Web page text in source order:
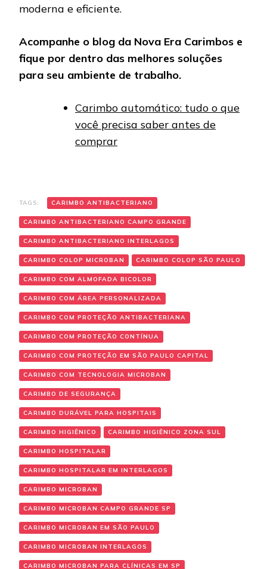
moderna e eficiente.
Acompanhe o blog da Nova Era Carimbos e
fique por dentro das melhores soluções
para seu ambiente de trabalho.
Carimbo automático: tudo o que
você precisa saber antes de
comprar
TAGS: CARIMBO ANTIBACTERIANO
CARIMBO ANTIBACTERIANO CAMPO GRANDE
CARIMBO ANTIBACTERIANO INTERLAGOS
CARIMBO COLOP MICROBAN CARIMBO COLOP SÃO PAULO
CARIMBO COM ALMOFADA BICOLOR
CARIMBO COM ÁREA PERSONALIZADA
CARIMBO COM PROTEÇÃO ANTIBACTERIANA
CARIMBO COM PROTEÇÃO CONTÍNUA
CARIMBO COM PROTEÇÃO EM SÃO PAULO CAPITAL
CARIMBO COM TECNOLOGIA MICROBAN
CARIMBO DE SEGURANÇA
CARIMBO DURÁVEL PARA HOSPITAIS
CARIMBO HIGIÊNICO CARIMBO HIGIÊNICO ZONA SUL
CARIMBO HOSPITALAR
CARIMBO HOSPITALAR EM INTERLAGOS
CARIMBO MICROBAN
CARIMBO MICROBAN CAMPO GRANDE SP
CARIMBO MICROBAN EM SÃO PAULO
CARIMBO MICROBAN INTERLAGOS
CARIMBO MICROBAN PARA CLÍNICAS EM SP